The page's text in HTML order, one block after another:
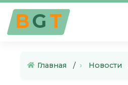
BGT
Главная › Новости